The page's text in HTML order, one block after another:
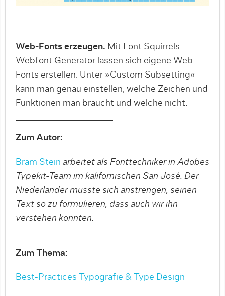
Web-Fonts erzeugen. Mit Font Squirrels
Webfont Generator lassen sich eigene Web-
Fonts erstellen. Unter »Custom Subsetting«
kann man genau einstellen, welche Zeichen und
Funktionen man braucht und welche nicht.
Zum Autor:
Bram Stein arbeitet als Fonttechniker in Adobes
Typekit-Team im kalifornischen San José. Der
Niederländer musste sich anstrengen, seinen
Text so zu formulieren, dass auch wir ihn
verstehen konnten.
Zum Thema:
Best-Practices Typografie & Type Design